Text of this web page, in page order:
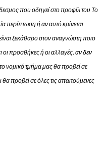
που οδηγεί στο προφίλ του Το
περίπτωση ή αν αυτό κρίνεται
ξεκάθαρο στον αναγνώστη ποιο
οι προσθήκες ή οι αλλαγές. αν δεν
νομικό τμήμα μας θα προβεί σε
προβεί σε όλες τις απαιτούμενες